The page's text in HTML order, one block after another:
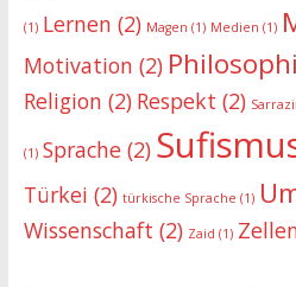
(1) Lernen (2) Magen (1) Medien (1)
Motivation (2)
Religion (2) Respekt (2)
(1) Sprache(2)
Türkei (2) türkische Sprache (1)
Wissenschaft (2) Zaid (1)